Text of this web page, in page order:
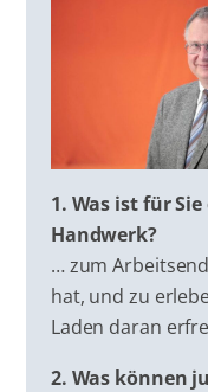
1. Was ist für
Handwerk?
… zum
hat, und zu
Laden daran
2. Was können